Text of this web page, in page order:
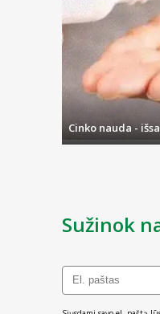
Cinko nauda -
Sužinok